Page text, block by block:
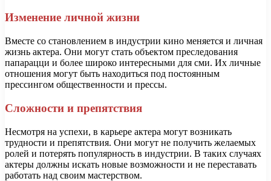
Изменение личной жизни
Вместе со становлением в индустрии кино меняется и личная
жизнь актера. Они могут стать объектом преследования
папарацци и более широко интересными для сми. Их личные
отношения могут быть находиться под постоянным
прессингом общественности и прессы.
Сложности и препятствия
Несмотря на успехи, в карьере актера могут возникать
трудности и препятствия. Они могут не получить желаемых
ролей и потерять популярность в индустрии. В таких случаях
актеры должны искать новые возможности и не переставать
работать над своим мастерством.